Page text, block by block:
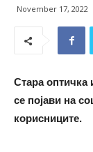
November 17, 2022
Стара оптичка
се појави на
корисниците.